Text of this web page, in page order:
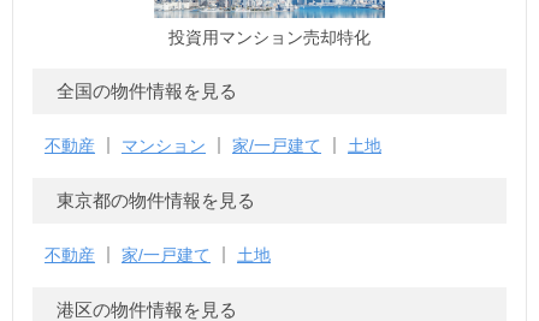
投資用マンション売却特化
全国の物件情報を見る
不動産 マンション 家/一戸建て 土地
東京都の物件情報を見る
不動産 家/一戸建て 土地
港区の物件情報を見る